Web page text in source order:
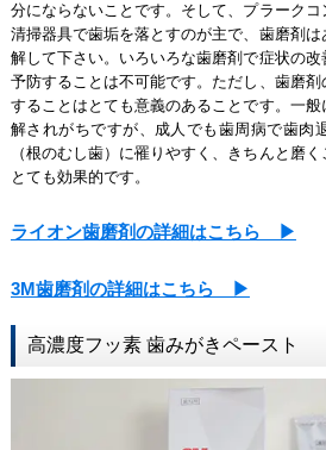
分にならないことです。そして、プラーク
清掃器具で歯垢を落とすのが主で、歯磨剤
解して下さい。いろいろな歯磨剤で症状の
予防することは不可能です。ただし、歯磨
することはとても意義のあることです。一
解されがちですが、成人でも歯周病で歯肉
（根のむし歯）に罹りやすく、きちんと磨
とても効果的です。
ライオン歯磨剤の詳細はこちら ▶
3M歯磨剤の詳細はこちら ▶
高濃度フッ素 歯みがきペースト